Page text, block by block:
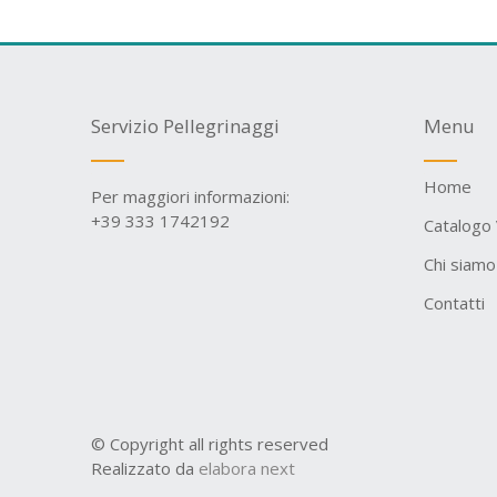
Servizio Pellegrinaggi
Per maggiori informazioni:
+39 333 1742192
Menu
Home
Catalogo
Chi siamo
Contatti
© Copyright all rights reserved
Realizzato da elabora next